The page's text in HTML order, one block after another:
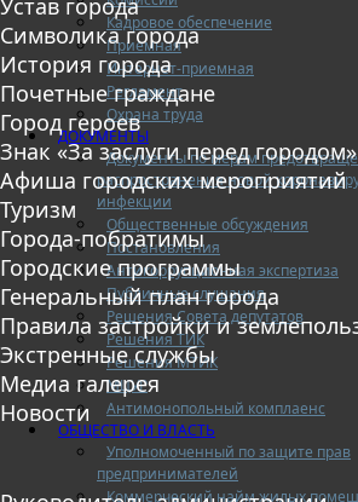
Кадровое обеспечение
Приемная
Интернет-приемная
Регламент
Охрана труда
ДОКУМЕНТЫ
Документы по мерам
распространения новой
инфекции
Общественные обсуждения
Постановления
Антикоррупционная экспертиза
Публичные слушания
Решения Совета депутатов
Решения ТИК
Решения МТИК
МЦУР
Антимонопольный комплаенс
ОБЩЕСТВО И ВЛАСТЬ
Уполномоченный по защите прав
предпринимателей
Коммерческий найм жилых
Устав города
Символика города
История города
Почетные граждане
Город героев
Знак «За заслуги перед городом»
Афиша городских мероприятий
Туризм
Города-побратимы
Городские программы
Генеральный план города
Правила застройки и
Экстренные службы
Медиа галерея
Новости